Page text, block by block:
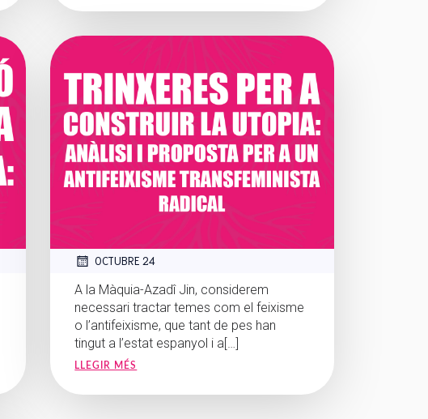
OCTUBRE 24
A la Màquia-Azadî Jin, considerem
necessari tractar temes com el feixisme
o l’antifeixisme, que tant de pes han
tingut a l’estat espanyol i a[…]
LLEGIR MÉS